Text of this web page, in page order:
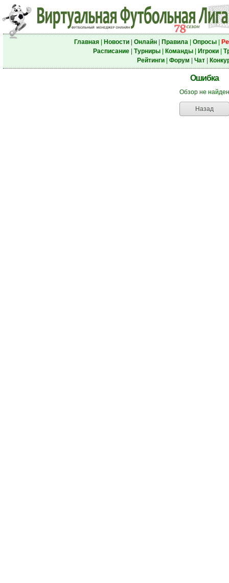
Главная| Новости| Онлайн| Правила| Опросы|
Расписание| Турниры| Команды| Игроки|
Рейтинги| Форум Чат|
Ошибка
Обзор не найден
Назад